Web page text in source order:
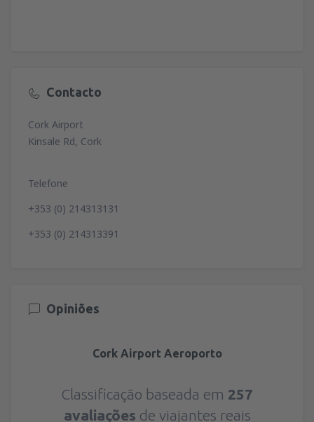
Contacto
Cork Airport
Kinsale Rd, Cork
Telefone
+353 (0) 214313131
+353 (0) 214313391
Opiniões
Cork Airport Aeroporto
Classificação baseada em 257
avaliações de viajantes reais